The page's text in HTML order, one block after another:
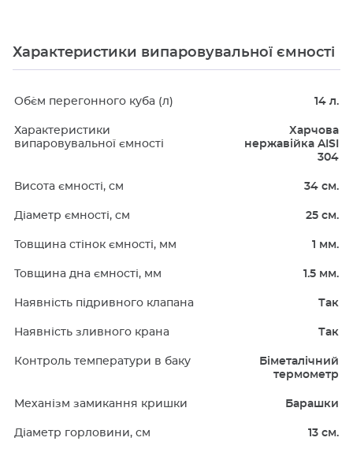
Характеристики випаровувальної ємності
Об`єм перегонного куба (л) 14 л.
Характеристики
випаровувальної ємності
Харчова
нержавійка AISI
304
Висота ємності, см 34 см.
Діаметр ємності, см 25 см.
Товщина стінок ємності, мм 1 мм.
Товщина дна ємності, мм 1.5 мм.
Наявність підривного клапана Так
Наявність зливного крана Так
Контроль температури в баку
Біметалічний
термометр
Механізм замикання кришки Барашки
Діаметр горловини, см 13 см.